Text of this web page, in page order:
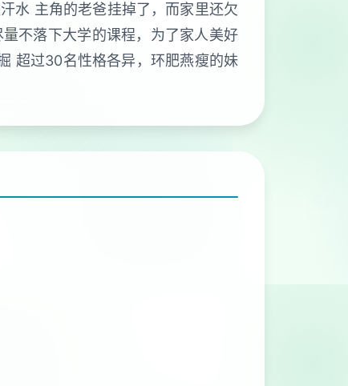
水 主角的老爸挂掉了，而家里还欠
不落下大学的课程，为了家人美好
超过30名性格各异，环肥燕瘦的妹